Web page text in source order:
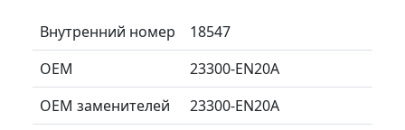
Внутренний номер
18547
ОЕМ
23300-EN20A
ОЕМ заменителей
23300-EN20A